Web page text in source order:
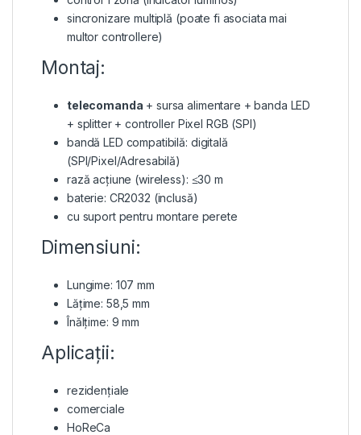
sincronizare multiplă (poate fi asociata mai
multor controllere)
Montaj:
telecomanda + sursa alimentare + banda LED
+ splitter + controller Pixel RGB (SPI)
bandă LED compatibilă: digitală
(SPI/Pixel/Adresabilă)
rază acțiune (wireless): ≤30 m
baterie: CR2032 (inclusă)
cu suport pentru montare perete
Dimensiuni:
Lungime: 107 mm
Lățime: 58,5 mm
Înălțime: 9 mm
Aplicații:
rezidențiale
comerciale
HoReCa